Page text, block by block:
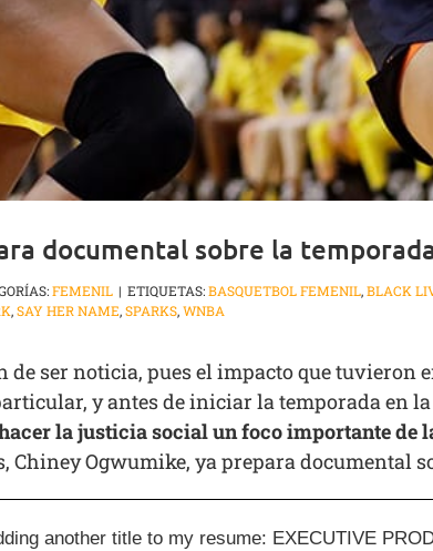
documental sobre la
FEMENIL | ETIQUETAS:BASQUETBOL FEMENIL,BLACK
,SAY HER NAME,SPARKS,WNBA
de ser noticia, pues el impacto que tuvieron
y antes de iniciar la temporada en la
la justicia social un foco importante de
Chiney Ogwumike, ya prepara documental
another title to my resume: EXECUTIVE